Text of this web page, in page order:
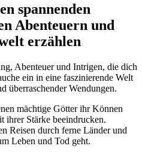
spannenden
Abenteuern und
erzählen
Abenteuer und Intrigen, die dich
ein in eine faszinierende Welt
überraschender Wendungen.
mächtige Götter ihr Können
ihrer Stärke beeindrucken.
Reisen durch ferne Länder und
Leben und Tod geht.